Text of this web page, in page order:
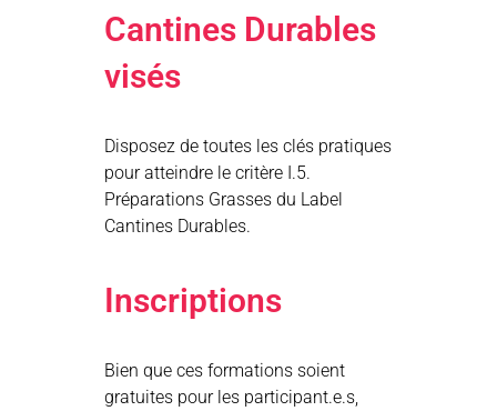
Cantines Durables
visés
Disposez de toutes les clés pratiques
pour atteindre le critère I.5.
Préparations Grasses du Label
Cantines Durables.
Inscriptions
Bien que ces formations soient
gratuites pour les participant.e.s,